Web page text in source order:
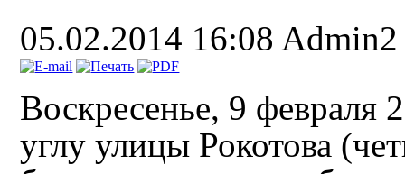
05.02.2014 16:08 Admin2
Воскресенье, 9 февраля
углу улицы Рокотова